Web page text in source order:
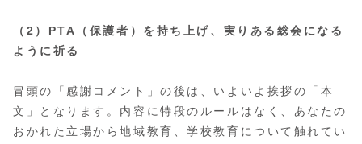
（2）PTA（保護者）を持ち上げ、実りある総会になる
ように祈る
冒頭の「感謝コメント」の後は、いよいよ挨拶の「本
文」となります。内容に特段のルールはなく、あなたの
おかれた立場から地域教育、学校教育について触れてい